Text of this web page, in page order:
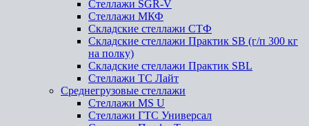
Стеллажи SGR-V
Стеллажи МКФ
Складские стеллажи СТФ
Складские стеллажи Практик SB (г/п 300 кг
на полку)
Складские стеллажи Практик SBL
Стеллажи ТС Лайт
Среднегрузовые стеллажи
Стеллажи MS U
Стеллажи ГТС Универсал